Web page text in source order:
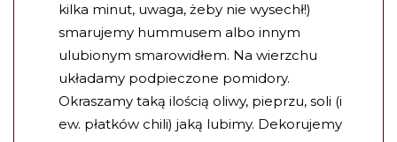
kilka minut, uwaga, żeby nie wysechł!)
smarujemy hummusem albo innym
ulubionym smarowidłem. Na wierzchu
układamy podpieczone pomidory.
Okraszamy taką ilością oliwy, pieprzu, soli (i
ew. płatków chili) jaką lubimy. Dekorujemy